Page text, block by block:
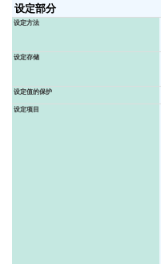
设定部分
设定方法
设定存储
设定值的保护
设定项目